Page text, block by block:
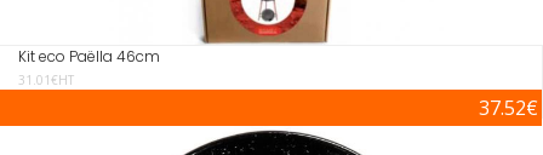
Kit eco Paëlla 46cm
31.01€HT
37.52€